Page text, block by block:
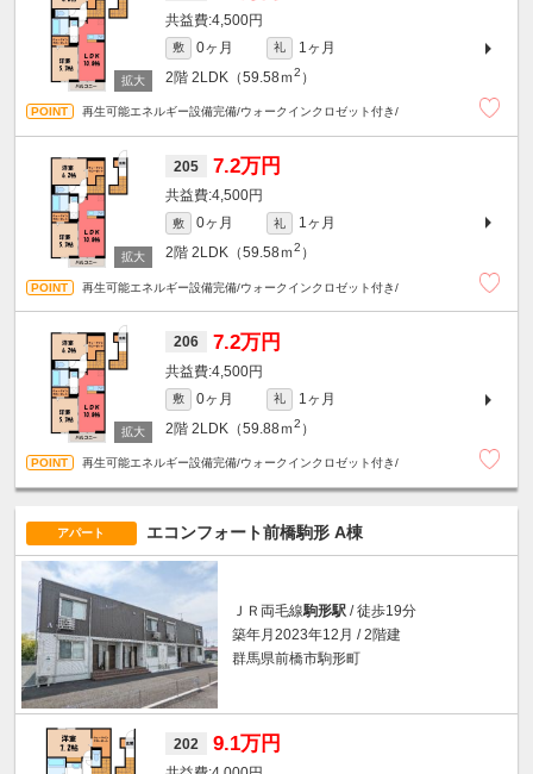
4,500円
敷 0ヶ月 礼
1ヶ月
2階 2LDK（59.58ｍ2 ）
再生可能エネルギー設備完備/ウォークインクロゼット付き/
205 7.2万円
4,500円
敷 0ヶ月 礼
1ヶ月
2階 2LDK（59.58ｍ2 ）
再生可能エネルギー設備完備/ウォークインクロゼット付き/
206 7.2万円
4,500円
敷 0ヶ月 礼
1ヶ月
2階 2LDK（59.88ｍ2 ）
再生可能エネルギー設備完備/ウォークインクロゼット付き/
アパート エコンフォート前橋駒形 A棟
ＪＲ両毛線駒形駅 / 徒歩19分
築年月2023年12月 / 2階建
群馬県前橋市駒形町
202 9.1万円